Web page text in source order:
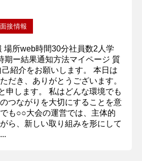
面接情報
場所web時間30分社員数2人学
期ー結果通知方法マイページ 質
紹介をお願いします。 本日は
だき、ありがとうございます。
申します。 私はどんな環境でも
つながりを大切にすることを意
も○○大会の運営では、主体的
ら、新しい取り組みを形にして